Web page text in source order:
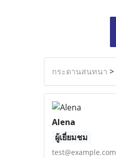
กระดานสนทนา >
Alena
ผู้เยี่ยมชม
test@example.com